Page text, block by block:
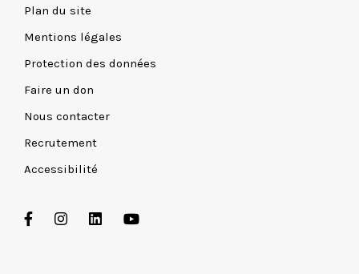
Plan du site
Mentions légales
Protection des données
Faire un don
Nous contacter
Recrutement
Accessibilité